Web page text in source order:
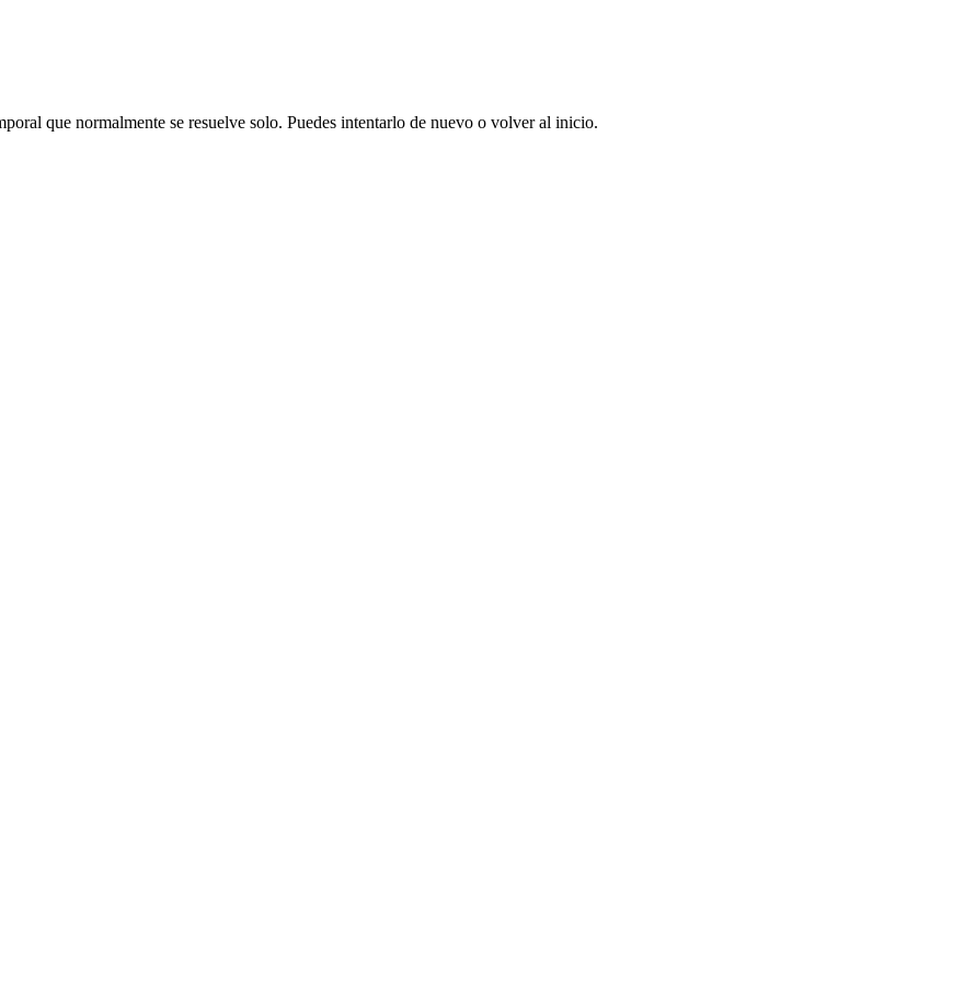
que normalmente se resuelve solo. Puedes intentarlo de nuevo o volver al inicio.